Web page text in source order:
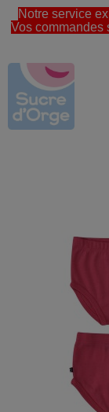
Notre service
Vos commandes